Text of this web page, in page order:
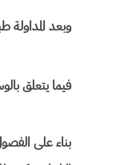
وبعد المداولة
فيما يتعلق